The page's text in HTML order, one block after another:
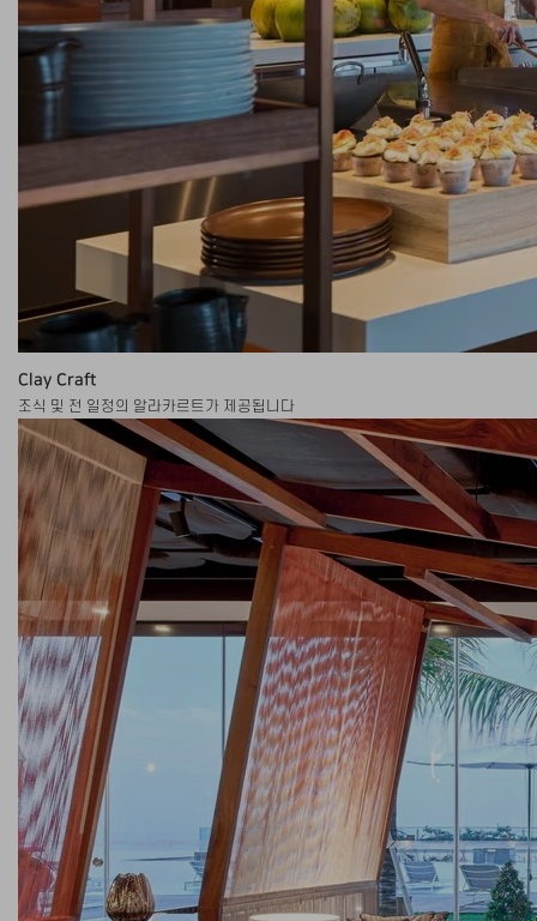
Clay Craft
조식 및 전 일정의 알라카르트가 제공됩니다